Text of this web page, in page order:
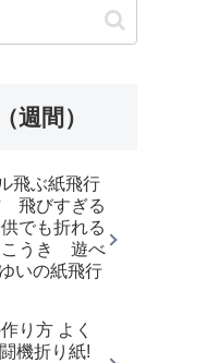
週間）
飛ぶ紙飛行
飛びすぎる
でも折れる
こうき 遊べ
いの紙飛行
り方 よく
機折り紙!